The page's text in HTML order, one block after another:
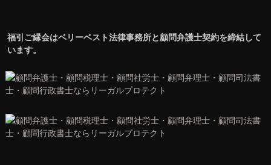
福引ご縁会はベリーベスト法律事務所と顧問弁護士契約を締結して
います。